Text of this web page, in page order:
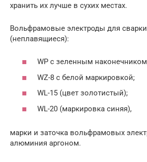
хранить их лучше в сухих местах.
Вольфрамовые электроды для
(неплавящиеся):
WP с зеленным
WZ-8 с белой маркировкой;
WL-15 (цвет золотистый);
WL-20 (маркировка синяя),
марки и заточка вольфрамовых
алюминия аргоном.